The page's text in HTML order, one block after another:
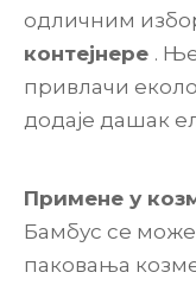
одличним
контејнере .
привлачи
додаје дашак
Примене у
Бамбус се
паковања